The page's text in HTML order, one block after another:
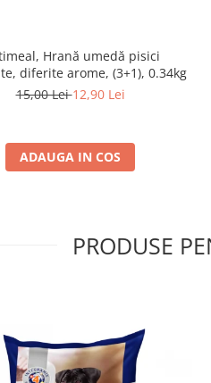
Hrană umedă pisici
diferite arome, (3+1), 0.34kg
15,00 Lei12,90 Lei
ADAUGA IN COS
PRODUSE